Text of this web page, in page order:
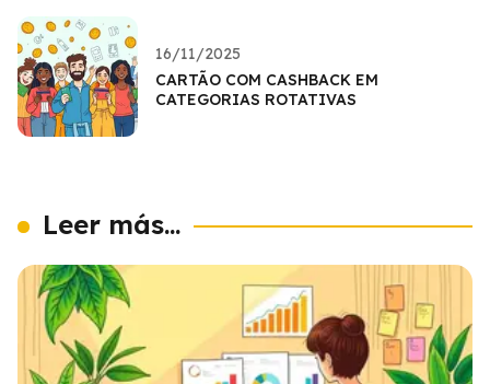
16/11/2025
CARTÃO COM CASHBACK EM
CATEGORIAS ROTATIVAS
Leer más...